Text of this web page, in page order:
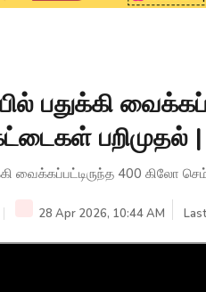
பதுக்கி
பறிமுதல்
வைக்கப்பட்டிருந்த 400 கிலோ
28 Apr 2026, 10:44 AM